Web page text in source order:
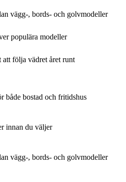
vägg-, bords- och golvmodeller
populära modeller
följa vädret året runt
både bostad och fritidshus
innan du väljer
vägg-, bords- och golvmodeller